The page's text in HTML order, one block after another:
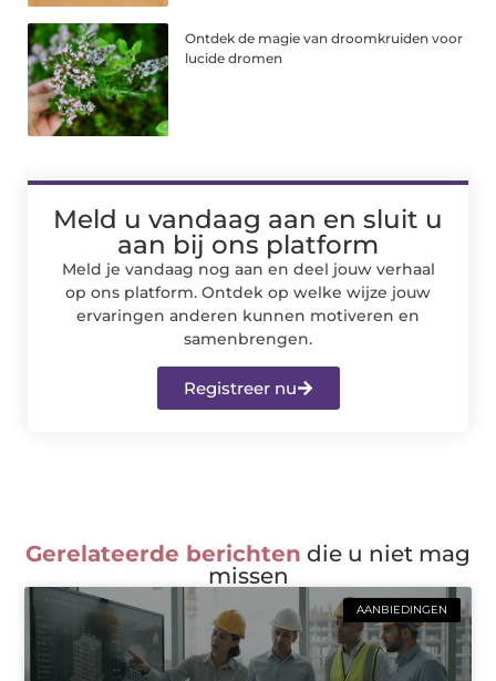
Ontdek de magie van droomkruiden voor
lucide dromen
Meld u vandaag aan en sluit u
aan bij ons platform
Meld je vandaag nog aan en deel jouw verhaal
op ons platform. Ontdek op welke wijze jouw
ervaringen anderen kunnen motiveren en
samenbrengen.
Registreer nu
Gerelateerde berichten die u niet mag
missen
AANBIEDINGEN